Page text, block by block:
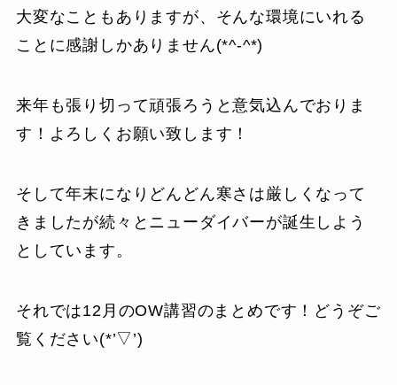
大変なこともありますが、そんな環境にいれる
ことに感謝しかありません(*^-^*)
来年も張り切って頑張ろうと意気込んでおりま
す！よろしくお願い致します！
そして年末になりどんどん寒さは厳しくなって
きましたが続々とニューダイバーが誕生しよう
としています。
それでは12月のOW講習のまとめです！どうぞご
覧ください(*’▽’)